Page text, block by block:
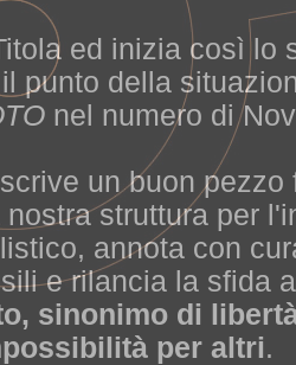
ed inizia così lo
punto della
nel numero di
un buon
struttura per
annota con
e rilancia la sfida
sinonimo di
per altri.